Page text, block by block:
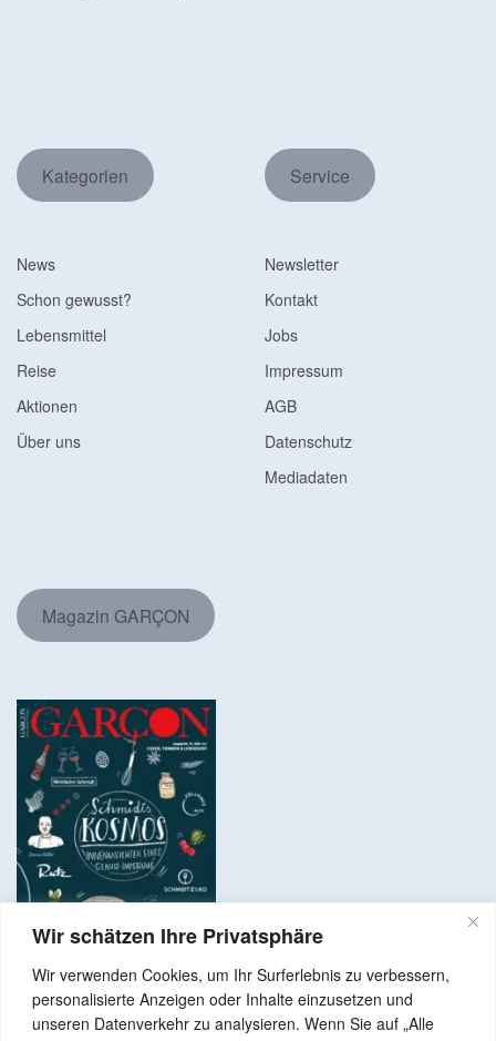
Wir schätzen Ihre Privatsphäre
Wir verwenden Cookies, um Ihr Surferlebnis zu verbessern,
personalisierte Anzeigen oder Inhalte einzusetzen und
unseren Datenverkehr zu analysieren. Wenn Sie auf „Alle
Kategorien
News
Schon gewusst?
Lebensmittel
Reise
Aktionen
Über uns
Service
Newsletter
Kontakt
Jobs
Impressum
AGB
Datenschutz
Mediadaten
Magazin GARÇON